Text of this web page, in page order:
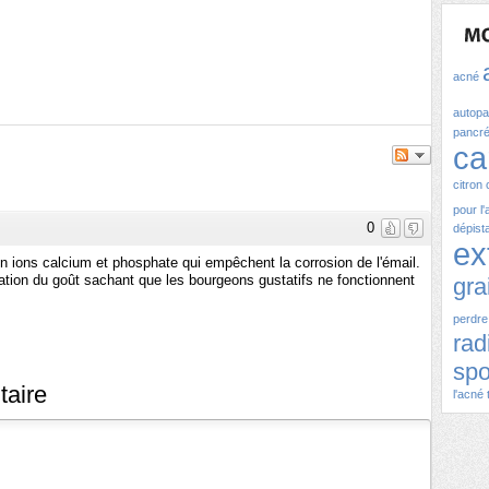
0
calcium et phosphate qui empêchent la corrosion de l'émail.
du goût sachant que les bourgeons gustatifs ne fonctionnent
acné
citron
pour
perdre
l'acné